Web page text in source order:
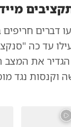
דברים
עד כה
את המצב
נגד